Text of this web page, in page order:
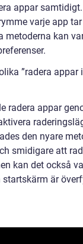
appar
varje app
metoderna kan
”radera appar
radera appar
den nyare
smidigare att
kan det också
är